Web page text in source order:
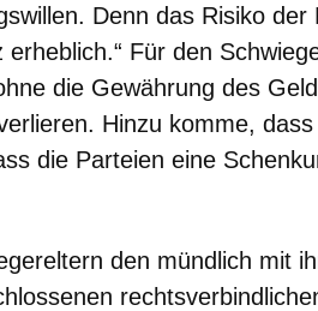
Denn das Risiko der
Für den
die Gewährung des
Hinzu komme,
die Parteien eine
den mündlich mit